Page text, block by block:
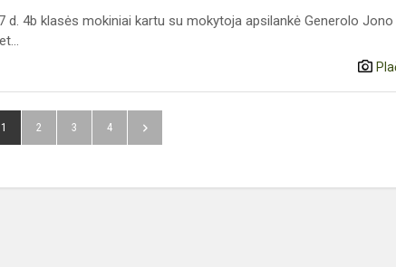
d. 4b klasės mokiniai kartu su mokytoja apsilankė Generolo Jono
1 2 3 4